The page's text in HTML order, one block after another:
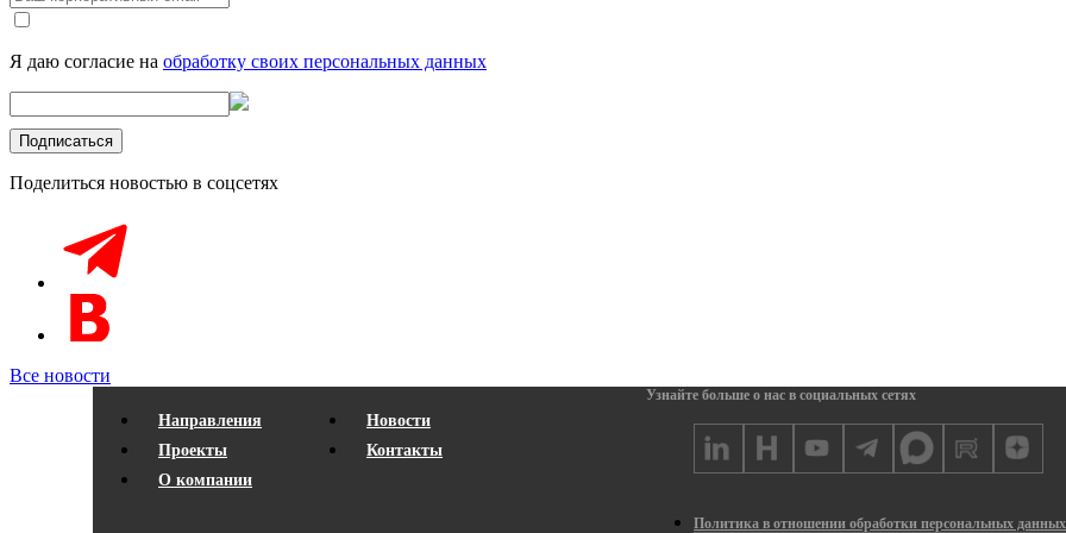
Я даю согласие на обработку своих персональных данных
Поделиться новостью в соцсетях
Все новости
Направления
Проекты
О компании
Новости
Контакты
Узнайте больше о нас в социальных сетях
Политика в отношении обработки персональных данных